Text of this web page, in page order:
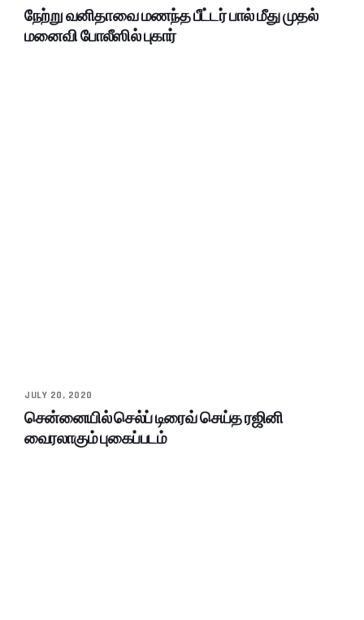
நேற்று வனிதாவை மணந்த பீட்டர் பால் மீது முதல்
மனைவி போலீஸில் புகார்
JULY 20, 2020
சென்னையில் செல்ப் டிரைவ் செய்த ரஜினி
வைரலாகும் புகைப்படம்